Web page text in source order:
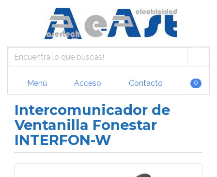
Menú Acceso Contacto 0
Intercomunicador de
Ventanilla Fonestar
INTERFON-W